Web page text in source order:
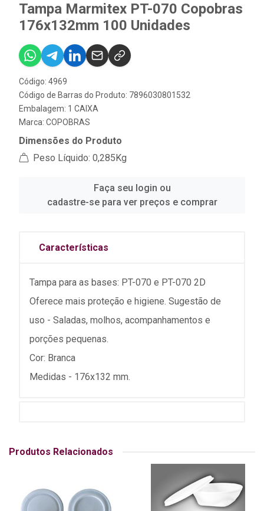
Tampa Marmitex PT-070 Copobras
176x132mm 100 Unidades
Código: 4969
Código de Barras do Produto: 7896030801532
Embalagem: 1 CAIXA
Marca: COPOBRAS
Dimensões do Produto
Peso Líquido: 0,285Kg
Faça seu login ou
cadastre-se para ver preços e comprar
Características
Tampa para as bases: PT-070 e PT-070 2D
Oferece mais proteção e higiene. Sugestão de
uso - Saladas, molhos, acompanhamentos e
porções pequenas.
Cor: Branca
Medidas - 176x132 mm.
Produtos Relacionados